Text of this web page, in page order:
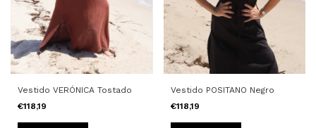
Vestido VERÓNICA Tostado
€118,19
Vestido POSITANO Negro
€118,19